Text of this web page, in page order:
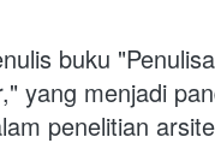
buku
yang menjadi
penelitian